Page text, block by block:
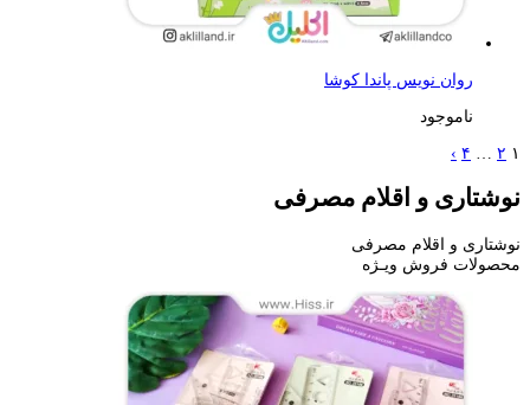
روان نویس پاندا کوشا
ناموجود
۱ ۲ … ۴ ›
نوشتاری و اقلام مصرفی
نوشتاری و اقلام مصرفی
محصولات فروش ویـژه